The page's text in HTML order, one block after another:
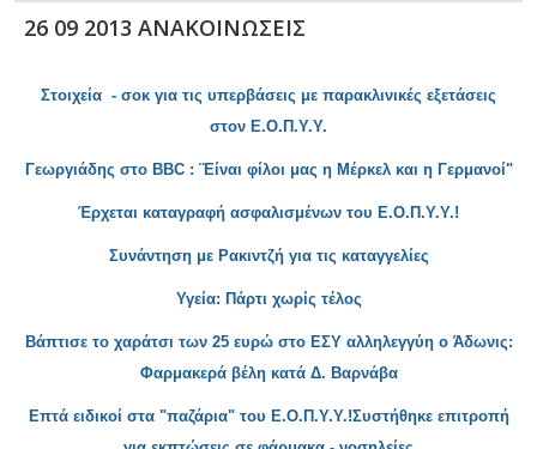
26 09 2013 ΑΝΑΚΟΙΝΩΣΕΙΣ
Στοιχεία - σοκ για τις υπερβάσεις με παρακλινικές εξετάσεις
στον Ε.Ο.Π.Υ.Υ.
Γεωργιάδης στο BBC : ¨Είναι φίλοι μας η Μέρκελ και η Γερμανοί"
Έρχεται καταγραφή ασφαλισμένων του Ε.Ο.Π.Υ.Υ.!
Συνάντηση με Ρακιντζή για τις καταγγελίες
Υγεία: Πάρτι χωρίς τέλος
Βάπτισε τοχαράτσι των 25 ευρώ στο ΕΣΥ αλληλεγγύη ο Άδωνις:
Φαρμακερά βέλη κατά Δ. Βαρνάβα
Επτά ειδικοί στα "παζάρια" του Ε.Ο.Π.Υ.Υ.!Συστήθηκε επιτροπή